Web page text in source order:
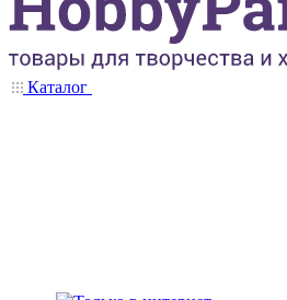
Каталог